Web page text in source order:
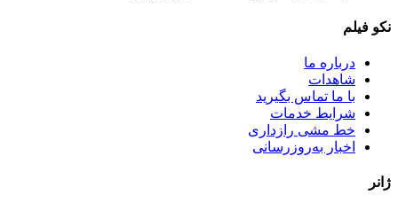
نکو فیلم
درباره ما
شاهدات
با ما تماس بگیرید
شرایط خدمات
خط مشی رازداری
اخبار به‌روزرسانی
ژانر